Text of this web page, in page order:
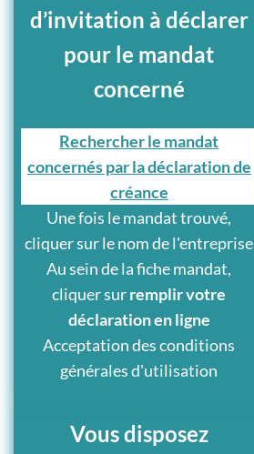
Vous disposez
d’invitation à déclarer
pour le mandat
concerné
Rechercher le mandat
concernés par la déclaration de
créance
Une fois le mandat trouvé,
cliquer sur le nom de l'entreprise
Au sein de la fiche mandat,
cliquer surremplir votre
déclaration en ligne
Acceptation des conditions
générales d'utilisation